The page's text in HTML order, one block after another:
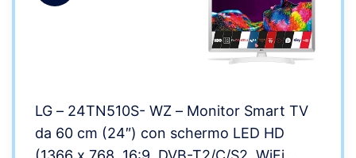
LG – 24TN510S- WZ – Monitor Smart TV
da 60 cm (24″) con schermo LED HD